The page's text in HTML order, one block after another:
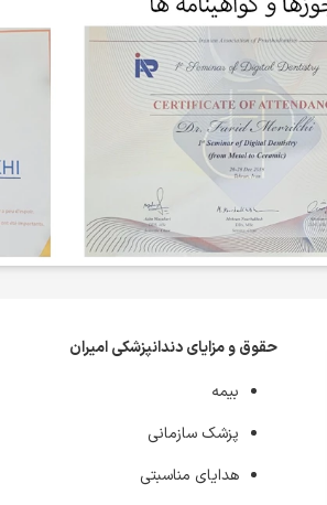
حقوق و مزایای دندانپزشکی امیران
بیمه
پزشک سازمانی
هدایای مناسبتی